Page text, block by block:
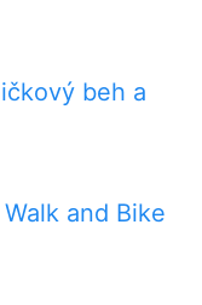
beh a
and Bike